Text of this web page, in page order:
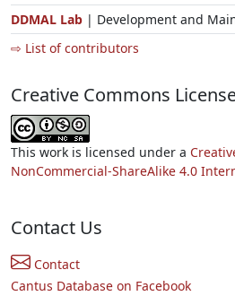
DDMAL Lab | Development and
⇨ List of contributors
Creative Commons
This work is licensed under a
NonCommercial-ShareAlike 4.0
Contact Us
Contact
Cantus Database on Facebook